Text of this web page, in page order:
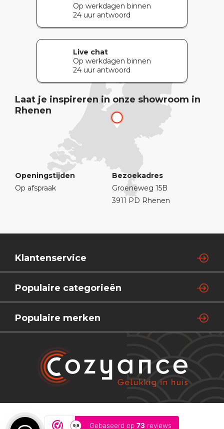
Op werkdagen binnen
24 uur antwoord
Live chat
Op werkdagen binnen
24 uur antwoord
Laat je inspireren in onze showroom in
Rhenen
Openingstijden
Op afspraak
Bezoekadres
Groeneweg 15B
3911 PD Rhenen
Klantenservice
Populaire categorieën
Populaire merken